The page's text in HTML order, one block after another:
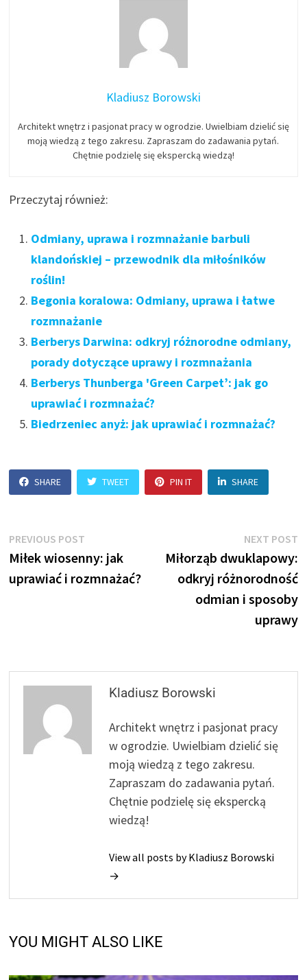
Kladiusz Borowski
Architekt wnętrz i pasjonat pracy w ogrodzie. Uwielbiam dzielić się
moją wiedzą z tego zakresu. Zapraszam do zadawania pytań.
Chętnie podzielę się ekspercką wiedzą!
Przeczytaj również:
Odmiany, uprawa i rozmnażanie barbuli
klandońskiej – przewodnik dla miłośników
roślin!
Begonia koralowa: Odmiany, uprawa i łatwe
rozmnażanie
Berberys Darwina: odkryj różnorodne odmiany,
porady dotyczące uprawy i rozmnażania
Berberys Thunberga 'Green Carpet’: jak go
uprawiać i rozmnażać?
Biedrzeniec anyż: jak uprawiać i rozmnażać?
SHARE TWEET PIN IT SHARE
Nawigacja
wpisu
PREVIOUS POST
post:
Miłek wiosenny: jak
uprawiać i rozmnażać?
NEXT POST
Miłorząb dwuklapowy:
odkryj różnorodność
odmian i sposoby
uprawy
Kladiusz Borowski
Architekt wnętrz i pasjonat pracy
w ogrodzie. Uwielbiam dzielić się
moją wiedzą z tego zakresu.
Zapraszam do zadawania pytań.
Chętnie podzielę się ekspercką
wiedzą!
View all posts by Kladiusz Borowski
→
YOU MIGHT ALSO LIKE